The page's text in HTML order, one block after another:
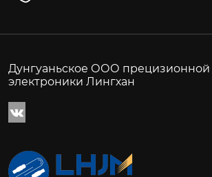
Дунгуаньское ООО прецизионной
электроники Лингхан
